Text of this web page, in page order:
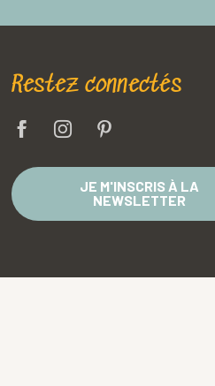
Restez connectés
JE M'INSCRIS À LA
NEWSLETTER